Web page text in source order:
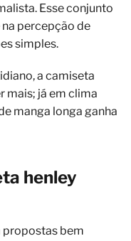
Esse conjunto
percepção de
simples.
a camiseta
mais; já em clima
manga longa ganha
henley
propostas bem